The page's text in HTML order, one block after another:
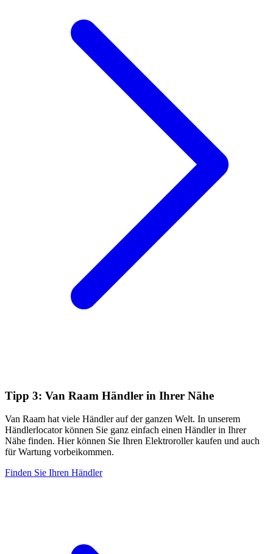
Tipp 3: Van Raam Händler in Ihrer Nähe
Van Raam hat viele Händler auf der ganzen Welt. In unserem
Händlerlocator können Sie ganz einfach einen Händler in Ihrer
Nähe finden. Hier können Sie Ihren Elektroroller kaufen und auch
für Wartung vorbeikommen.
Finden Sie Ihren Händler